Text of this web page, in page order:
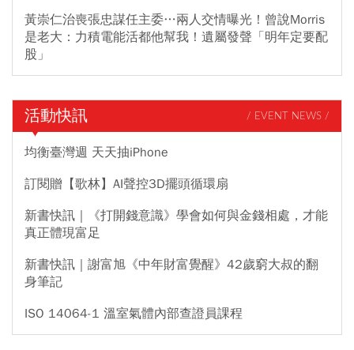
黃崇仁治喪張忠謀任主委…兩人交情曝光！曾說Morris
是老大：力積電能活都他幫我！遺屬發聲「明年定要配
股」
活動快訊 / EVENT NEWS /
均衡臺灣週 天天抽iPhone
訂閱贈【歌林】AI聲控3D擺頭循環扇
新書快訊｜《打開錢意識》學會如何與金錢相處，才能
真正體現富足
新書快訊｜謝富旭《中年財富覺醒》42歲窮大叔的翻
身筆記
ISO 14064-1 溫室氣體內部查證員課程